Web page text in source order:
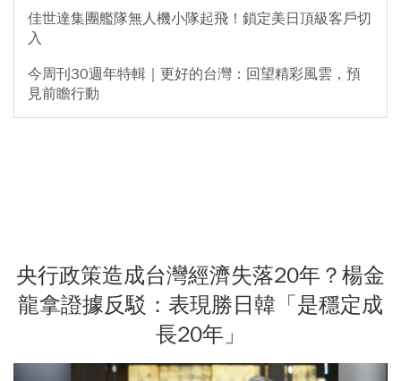
佳世達集團艦隊無人機小隊起飛！鎖定美日頂級客戶切
入
今周刊30週年特輯｜更好的台灣：回望精彩風雲，預
見前瞻行動
央行政策造成台灣經濟失落20年？楊金
龍拿證據反駁：表現勝日韓「是穩定成
長20年」